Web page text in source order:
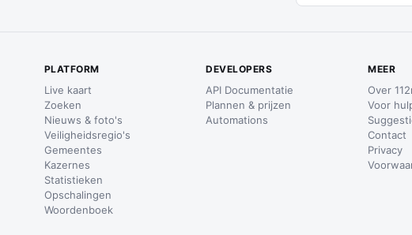
PLATFORM
Live kaart
Zoeken
Nieuws & foto's
Veiligheidsregio's
Gemeentes
Kazernes
Statistieken
Opschalingen
Woordenboek
DEVELOPERS
API Documentatie
Plannen & prijzen
Automations
MEER
Over
Voor
Contact
Privacy